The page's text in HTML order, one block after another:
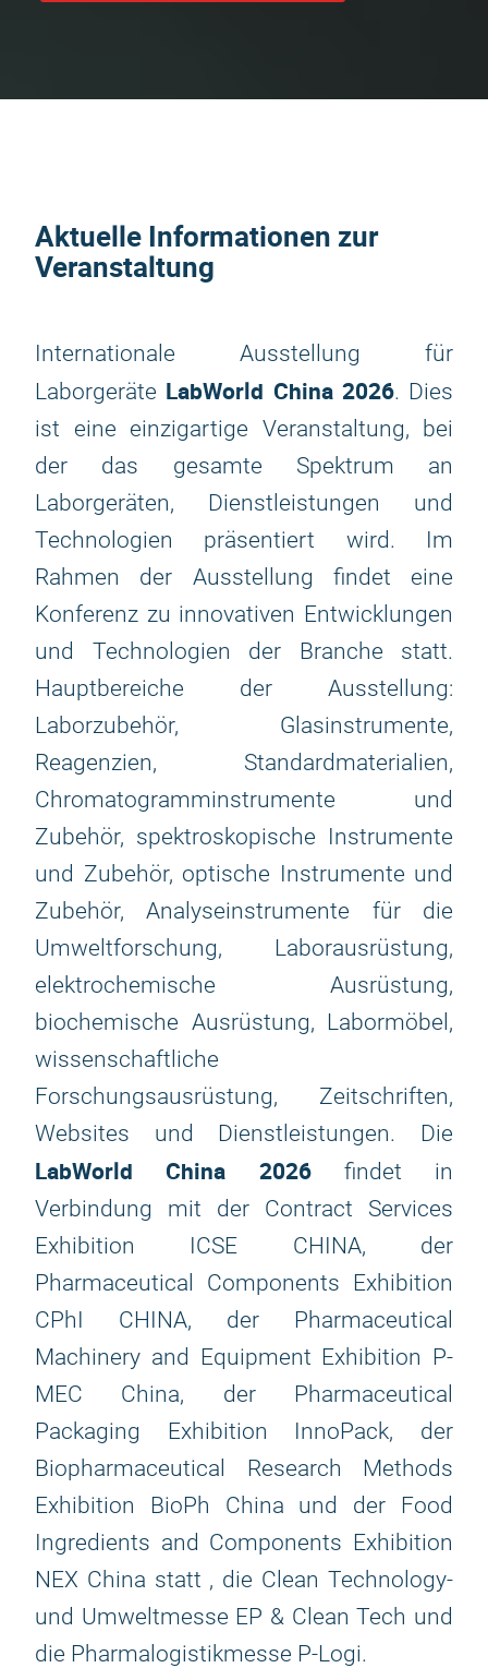
Aktuelle Informationen zur
Veranstaltung
Internationale Ausstellung für
Laborgeräte LabWorld China 2026. Dies
ist eine einzigartige Veranstaltung, bei
der das gesamte Spektrum an
Laborgeräten, Dienstleistungen und
Technologien präsentiert wird. Im
Rahmen der Ausstellung findet eine
Konferenz zu innovativen Entwicklungen
und Technologien der Branche statt.
Hauptbereiche der Ausstellung:
Laborzubehör, Glasinstrumente,
Reagenzien, Standardmaterialien,
Chromatogramminstrumente und
Zubehör, spektroskopische Instrumente
und Zubehör, optische Instrumente und
Zubehör, Analyseinstrumente für die
Umweltforschung, Laborausrüstung,
elektrochemische Ausrüstung,
biochemische Ausrüstung, Labormöbel,
wissenschaftliche
Forschungsausrüstung, Zeitschriften,
Websites und Dienstleistungen. Die
LabWorld China 2026findet in
Verbindung mit der Contract Services
Exhibition ICSE CHINA, der
Pharmaceutical Components Exhibition
CPhI CHINA, der Pharmaceutical
Machinery and Equipment Exhibition P-
MEC China, der Pharmaceutical
Packaging Exhibition InnoPack, der
Biopharmaceutical Research Methods
Exhibition BioPh China und der Food
Ingredients and Components Exhibition
NEX China statt , die Clean Technology-
und Umweltmesse EP & Clean Tech und
die Pharmalogistikmesse P-Logi.